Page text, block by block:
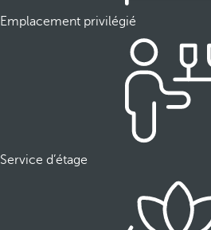
Emplacement privilégié
Service d’étage